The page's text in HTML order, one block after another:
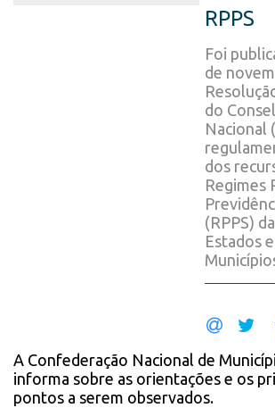
RPPS
Foi
de
do
Nacional
dos
Regimes
(RPPS)
Estados
A Confederação Nacional de
informa sobre as orientações e os
pontos a serem observados.